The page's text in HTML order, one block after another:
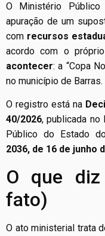
O Ministério
apuração de um
com recursos
acordo com o
acontecer: a “Copa
no município de Barras.
O registro está na
40/2026, publicada no
Público do Estado
2036, de 16 de junho
O que
fato)
O ato ministerial trata